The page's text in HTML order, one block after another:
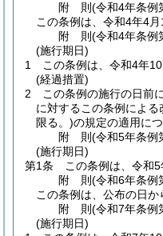
附 則(令和4年条例
この条例は、令和4年4月
附 則(令和4年条例
(施行期日)
1
この条例は、令和4年
(経過措置)
2
この条例の施行の日前
に対するこの条例による
限る。)の規定の適用に
附 則(令和5年条例
(施行期日)
第1条
この条例は、令和5
附 則(令和6年条例
この条例は、公布の日か
附 則(令和7年条例
(施行期日)